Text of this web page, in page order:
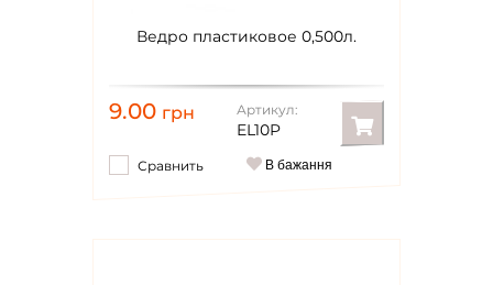
Ведро пластиковое 0,500л.
9.00 грн Артикул:
EL10P
Сравнить В бажання